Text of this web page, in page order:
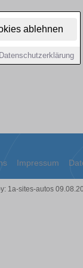
ablehnen
Datenschutzerklärung
Impressum
1a-sites-autos